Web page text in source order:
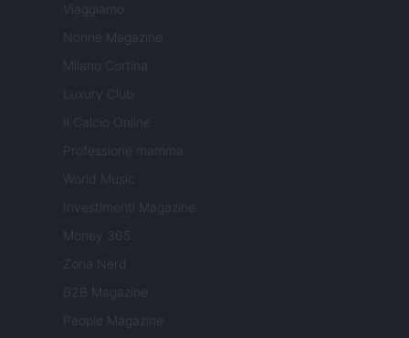
Viaggiamo
Nonne Magazine
Milano Cortina
Luxury Club
Il Calcio Online
Professione mamma
World Music
Investimenti Magazine
Money 365
Zona Nerd
B2B Magazine
People Magazine